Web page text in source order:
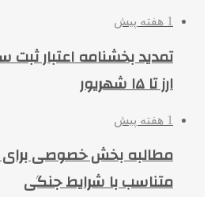
1 هفته پیش
تمدید بخشنامه اعتبار
ارز تا ۱۵ شهریور
1 هفته پیش
مطالبه بخش خصوصی برای
متناسب با شرایط جنگی